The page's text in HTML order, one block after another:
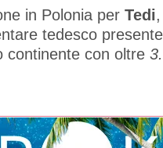
in Polonia per Tedi
tedesco
continente con oltre